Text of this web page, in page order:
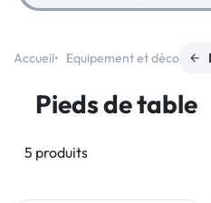
Accueil Equipement et déco
Pieds de table
5 produits